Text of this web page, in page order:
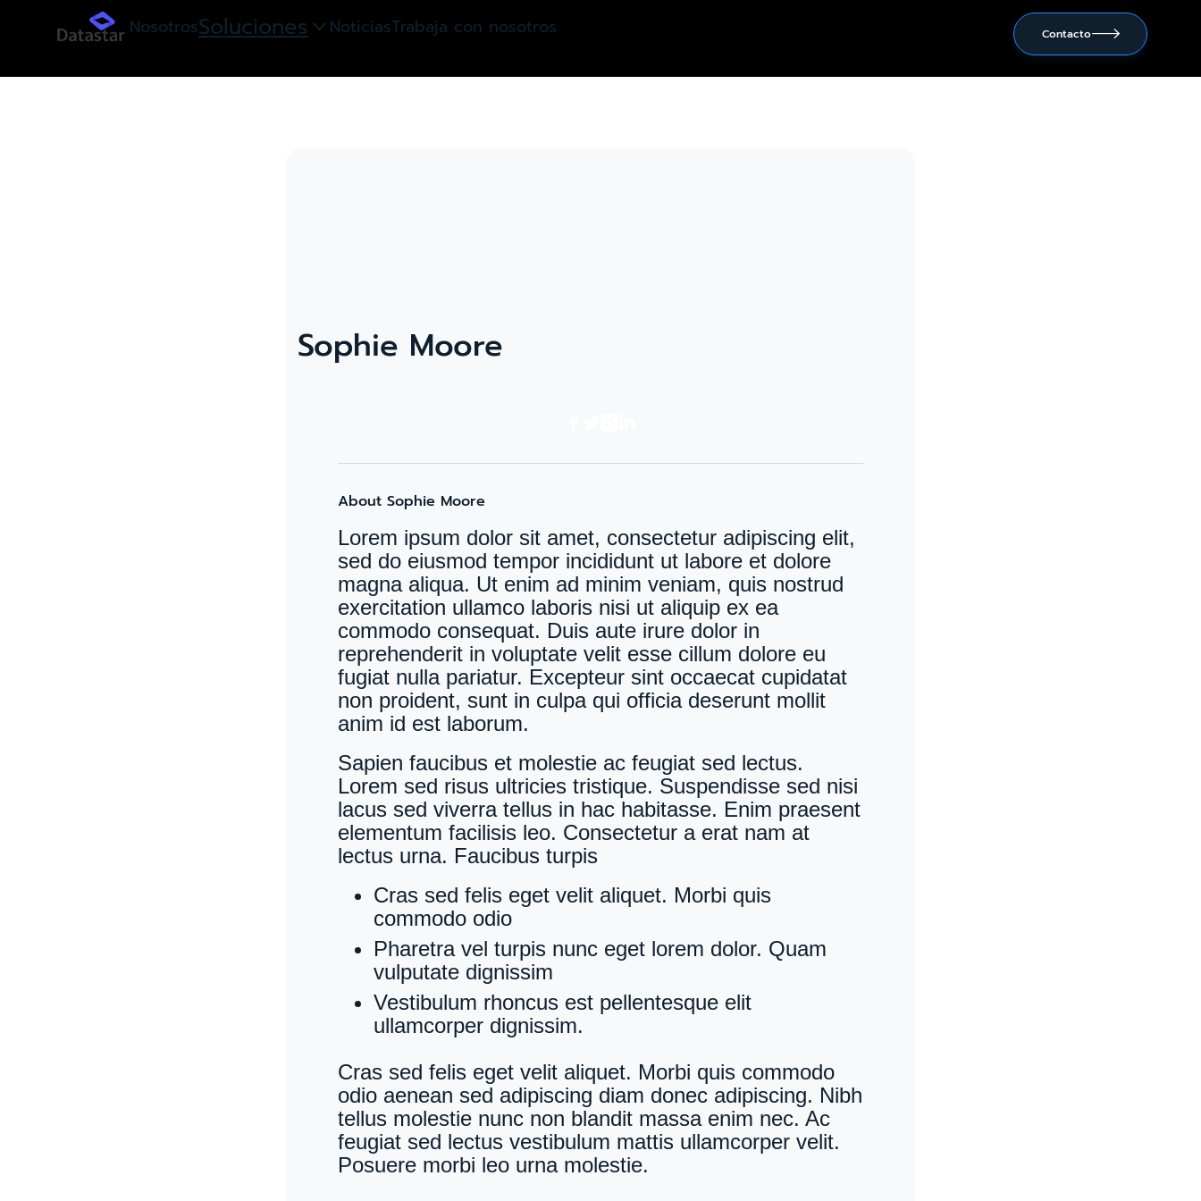
NosotrosSoluciones  NoticiasTrabaja con nosotros Contacto
Sophie Moore
About Sophie Moore
Lorem ipsum dolor sit amet, consectetur adipiscing elit,
sed do eiusmod tempor incididunt ut labore et dolore
magna aliqua. Ut enim ad minim veniam, quis nostrud
exercitation ullamco laboris nisi ut aliquip ex ea
commodo consequat. Duis aute irure dolor in
reprehenderit in voluptate velit esse cillum dolore eu
fugiat nulla pariatur. Excepteur sint occaecat cupidatat
non proident, sunt in culpa qui officia deserunt mollit
anim id est laborum.
Sapien faucibus et molestie ac feugiat sed lectus.
Lorem sed risus ultricies tristique. Suspendisse sed nisi
lacus sed viverra tellus in hac habitasse. Enim praesent
elementum facilisis leo. Consectetur a erat nam at
lectus urna. Faucibus turpis
Cras sed felis eget velit aliquet. Morbi quis
commodo odio
Pharetra vel turpis nunc eget lorem dolor. Quam
vulputate dignissim
Vestibulum rhoncus est pellentesque elit
ullamcorper dignissim.
Cras sed felis eget velit aliquet. Morbi quis commodo
odio aenean sed adipiscing diam donec adipiscing. Nibh
tellus molestie nunc non blandit massa enim nec. Ac
feugiat sed lectus vestibulum mattis ullamcorper velit.
Posuere morbi leo urna molestie.